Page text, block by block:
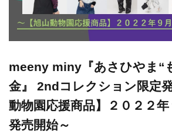
meeny miny『あさひやま“
金』 2ndコレクション限定
動物園応援商品】２０２２年
発売開始～